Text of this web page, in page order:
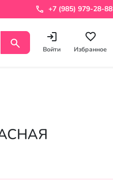
+7 (985) 979-28-88
Войти Избранное